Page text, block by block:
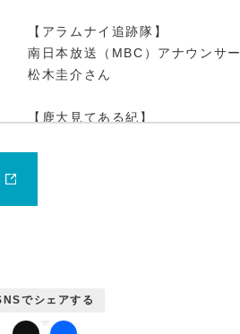
鹿大ジャーナル
【アラムナイ追跡隊】
南日本放送（MBC）アナウンサー
松木圭介さん
【鹿大見てある紀】
【なんでも情報版「みみずく」】